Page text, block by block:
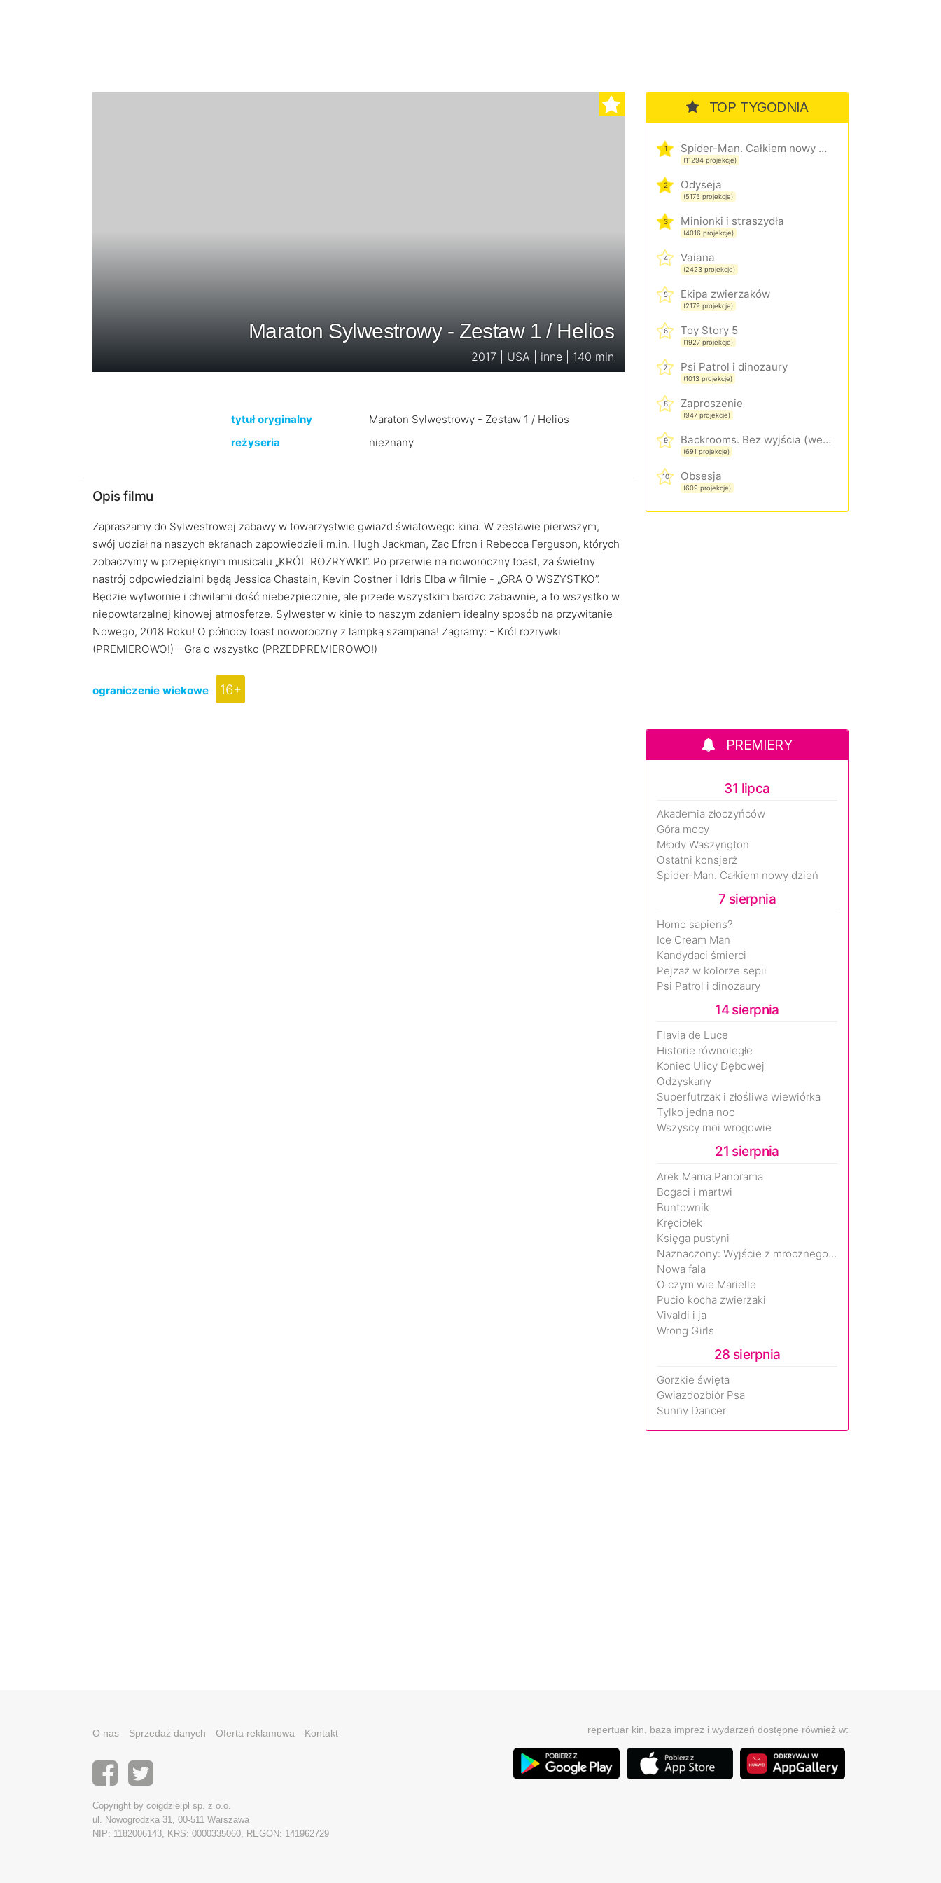
Maraton Sylwestrowy - Zestaw 1 / Helios
2017 | USA | inne | 140 min
tytuł oryginalny
Maraton Sylwestrowy - Zestaw 1 / Helios
reżyseria
nieznany
Opis filmu
Zapraszamy do Sylwestrowej zabawy w towarzystwie gwiazd światowego kina. W zestawie pierwszym,
swój udział na naszych ekranach zapowiedzieli m.in. Hugh Jackman, Zac Efron i Rebecca Ferguson, których
zobaczymy w przepięknym musicalu „KRÓL ROZRYWKI”. Po przerwie na noworoczny toast, za świetny
nastrój odpowiedzialni będą Jessica Chastain, Kevin Costner i Idris Elba w filmie - „GRA O WSZYSTKO”.
Będzie wytwornie i chwilami dość niebezpiecznie, ale przede wszystkim bardzo zabawnie, a to wszystko w
niepowtarzalnej kinowej atmosferze. Sylwester w kinie to naszym zdaniem idealny sposób na przywitanie
Nowego, 2018 Roku! O północy toast noworoczny z lampką szampana! Zagramy: - Król rozrywki
(PREMIEROWO!) - Gra o wszystko (PRZEDPREMIEROWO!)
ograniczenie wiekowe 16+
TOP TYGODNIA
1 Spider-Man. Całkiem nowy dzień
(11294 projekcje)
2 Odyseja
(5175 projekcje)
3 Minionki i straszydła
(4016 projekcje)
4 Vaiana
(2423 projekcje)
5 Ekipa zwierzaków
(2179 projekcje)
6 Toy Story 5
(1927 projekcje)
7 Psi Patrol i dinozaury
(1013 projekcje)
8 Zaproszenie
(947 projekcje)
9 Backrooms. Bez wyjścia (wersja rozszerzona)
(691 projekcje)
10 Obsesja
(609 projekcje)
PREMIERY
31 lipca
Akademia złoczyńców
Góra mocy
Młody Waszyngton
Ostatni konsjerż
Spider-Man. Całkiem nowy dzień
7 sierpnia
Homo sapiens?
Ice Cream Man
Kandydaci śmierci
Pejzaż w kolorze sepii
Psi Patrol i dinozaury
14 sierpnia
Flavia de Luce
Historie równoległe
Koniec Ulicy Dębowej
Odzyskany
Superfutrzak i złośliwa wiewiórka
Tylko jedna noc
Wszyscy moi wrogowie
21 sierpnia
Arek.Mama.Panorama
Bogaci i martwi
Buntownik
Kręciołek
Księga pustyni
Naznaczony: Wyjście z mrocznego wymiaru
Nowa fala
O czym wie Marielle
Pucio kocha zwierzaki
Vivaldi i ja
Wrong Girls
28 sierpnia
Gorzkie święta
Gwiazdozbiór Psa
Sunny Dancer
O nas Sprzedaż danych Oferta reklamowa Kontakt
Copyright by coigdzie.pl sp. z o.o.
ul. Nowogrodzka 31, 00-511 Warszawa
NIP: 1182006143, KRS: 0000335060, REGON: 141962729
repertuar kin, baza imprez i wydarzeń dostępne również w: